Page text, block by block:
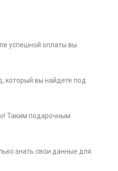
успешной оплаты вы
который вы найдете под
Таким подарочным
знать свои данные для